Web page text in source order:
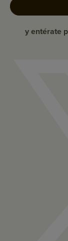
y entérate